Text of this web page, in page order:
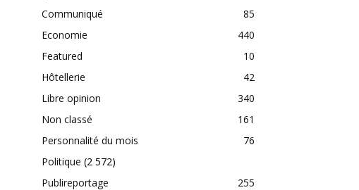
Communiqué
85
Economie
440
Featured
10
Hôtellerie
42
Libre opinion
340
Non classé
161
Personnalité du mois
76
Politique (2 572)
Publireportage
255